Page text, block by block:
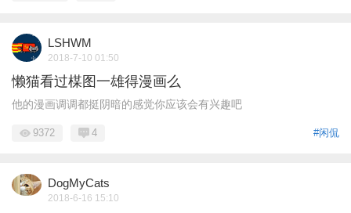
LSHWM
2018-7-10 01:50
懒猫看过楳图一雄得漫画么
他的漫画调调都挺阴暗的感觉你应该会有兴趣吧
#闲侃
9372 4
DogMyCats
2018-6-16 15:10